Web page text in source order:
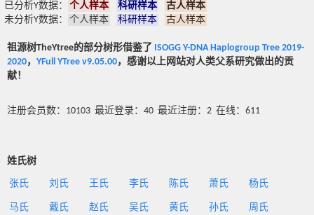
已分析Y数据： 个人样本 科研样本
古人样本
未分析Y数据：
个人样本 科研样本 古人样本
祖源树TheYtree的部分树形借鉴了 ISOGG Y-DNA Haplogroup Tree 2019-
2020， YFull YTree v9.05.00，感谢以上网站对人类父系研究做出的贡
献！
注册会员数：10103 最近登录：40 最近注册：2 在线：611
姓氏树
张氏 刘氏 王氏 李氏 陈氏 萧氏 杨氏
马氏 戴氏 赵氏 吴氏 黄氏 孙氏 周氏